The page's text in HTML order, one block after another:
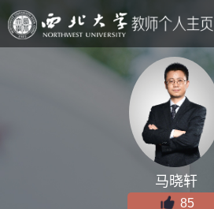
马晓轩
85